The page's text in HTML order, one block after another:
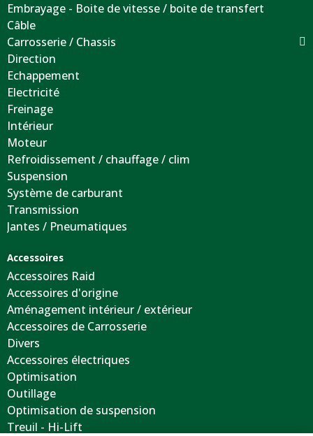
Embrayage - Boite de vitesse / boite de transfert
Câble
Carrosserie / Chassis
Direction
Echappement
Electricité
Freinage
Intérieur
Moteur
Refroidissement / chauffage / clim
Suspension
Système de carburant
Transmission
Jantes / Pneumatiques
Accessoires
Accessoires Raid
Accessoires d'origine
Aménagement intérieur / extérieur
Accessoires de Carrosserie
Divers
Accessoires électriques
Optimisation
Outillage
Optimisation de suspension
Treuil - Hi-Lift